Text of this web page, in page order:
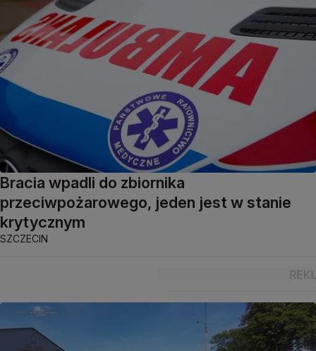
Bracia wpadli do zbiornika
przeciwpożarowego, jeden jest w stanie
krytycznym
SZCZECIN